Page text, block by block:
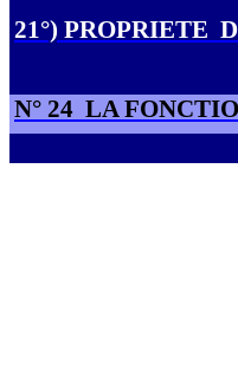
21°) PROPRIETE
N° 24 LA